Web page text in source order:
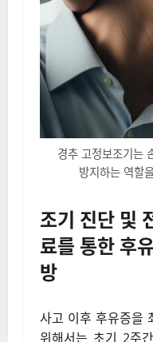
경추 고정보조기는
방지하는 역할
조기 진단 및
료를 통한 후
방
사고 이후 후유증을
위해서는 초기 2주